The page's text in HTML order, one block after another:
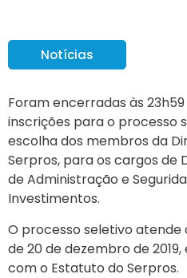
Notícias
Foram encerradas às 23h59
inscrições para o processo
escolha dos membros da
Serpros, para os cargos de
de Administração e
Investimentos.
O processo seletivo atende
de 20 de dezembro de
com o Estatuto do Serpros.